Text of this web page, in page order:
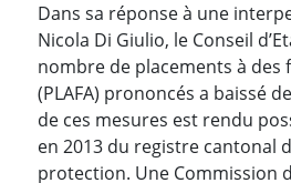
Dans sa réponse à une
Nicola Di Giulio, le Conseil
nombre de placements à des
(PLAFA) prononcés a baissé
de ces mesures est rendu
en 2013 du registre cantonal
protection. Une Commission